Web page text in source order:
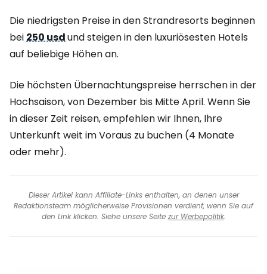
Die niedrigsten Preise in den Strandresorts beginnen
bei250 usdund steigen in den luxuriösesten Hotels
auf beliebige Höhen an.
Die höchsten Übernachtungspreise herrschen in der
Hochsaison, von Dezember bis Mitte April. Wenn Sie
in dieser Zeit reisen, empfehlen wir Ihnen, Ihre
Unterkunft weit im Voraus zu buchen (4 Monate
oder mehr).
Dieser Artikel kann Affiliate-Links enthalten, an denen unser
Redaktionsteam möglicherweise Provisionen verdient, wenn Sie auf
den Link klicken. Siehe unsere Seite zur Werbepolitik.